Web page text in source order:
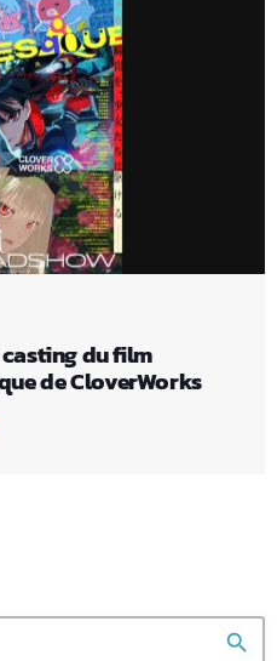
du film
de CloverWorks
search